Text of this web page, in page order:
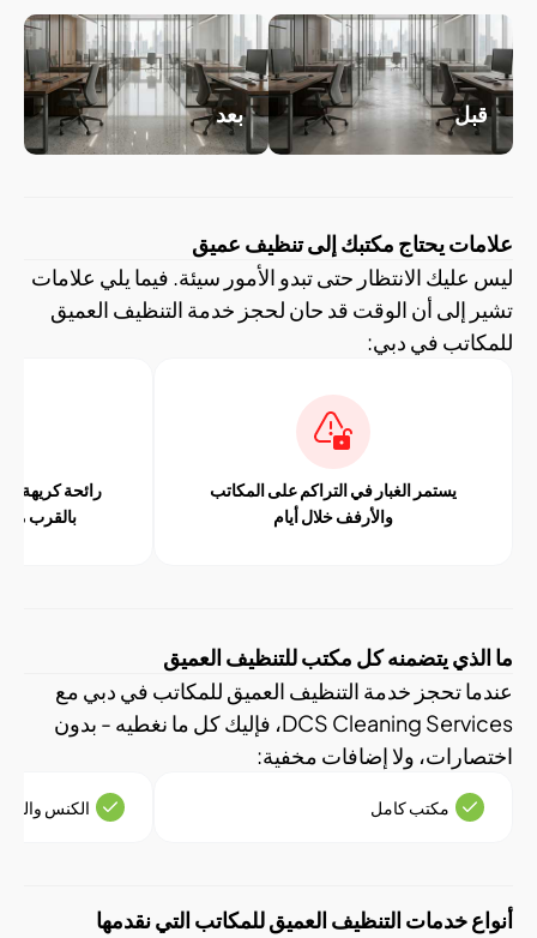
بعد
يحتاج مكتبك إلى تنظيف عميق
الانتظار حتى تبدو الأمور سيئة. فيما يلي علامات
أن الوقت قد حان لحجز خدمة التنظيف العميق
في دبي:
يستمر الغبار في التراكم على المكاتب
والأرفف خلال أيام
رائحة كريهة أو عفنة
بالقرب من فتحات
يتضمنه كل مكتب للتنظيف العميق
تحجز خدمة التنظيف العميق للمكاتب في دبي مع
DCS Cleaning Services، فإليك كل ما نغطيه - بدون
ولا إضافات مخفية:
مكتب كامل الكنس والمسح لجميع
خدمات التنظيف العميق للمكاتب التي نقدمها